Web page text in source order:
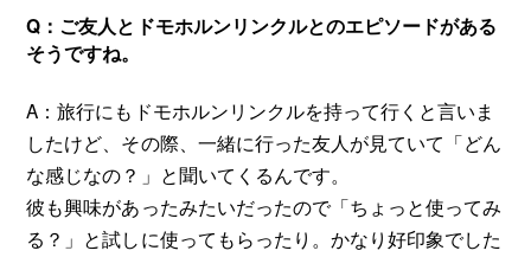
Q：ご友人とドモホルンリンクルとのエピソードがある
そうですね。
A：旅行にもドモホルンリンクルを持って行くと言いま
したけど、その際、一緒に行った友人が見ていて「どん
な感じなの？」と聞いてくるんです。
彼も興味があったみたいだったので「ちょっと使ってみ
る？」と試しに使ってもらったり。かなり好印象でした